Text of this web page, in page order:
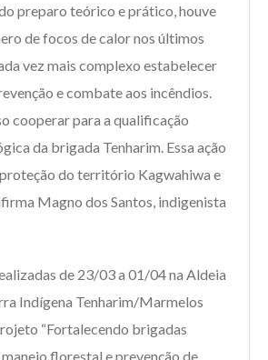
preparo teórico e prático, houve
de focos de calor nos últimos
vez mais complexo estabelecer
e combate aos incêndios.
cooperar para a qualificação
da brigada Tenharim. Essa ação
do território Kagwahiwa e
Magno dos Santos, indigenista
de 23/03 a 01/04 na Aldeia
Indígena Tenharim/Marmelos
“Fortalecendo brigadas
florestal e prevenção de